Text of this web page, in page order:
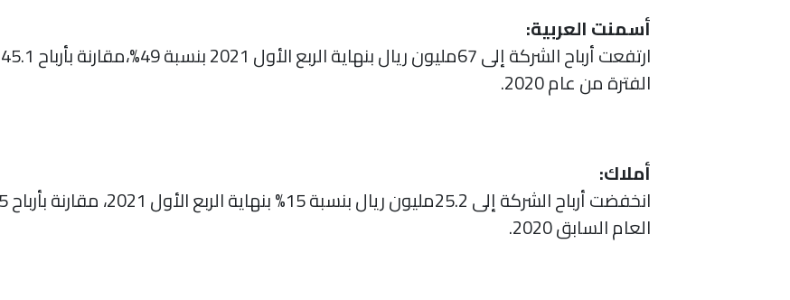
أسمنت العربية:
الفترة من عام 2020.
أملاك:
العام السابق 2020.